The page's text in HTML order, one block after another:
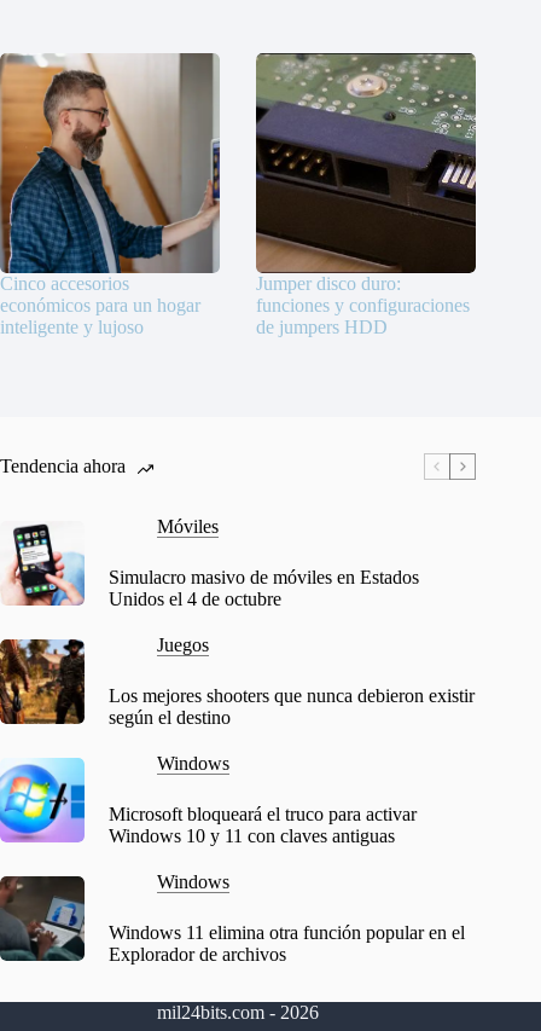
Cinco accesorios
económicos para un hogar
inteligente y lujoso
Jumper disco duro:
funciones y configuraciones
de jumpers HDD
Tendencia ahora
Móviles
Simulacro masivo de móviles en Estados
Unidos el 4 de octubre
Juegos
Los mejores shooters que nunca debieron existir
según el destino
Windows
Microsoft bloqueará el truco para activar
Windows 10 y 11 con claves antiguas
Windows
Windows 11 elimina otra función popular en el
Explorador de archivos
mil24bits.com - 2026